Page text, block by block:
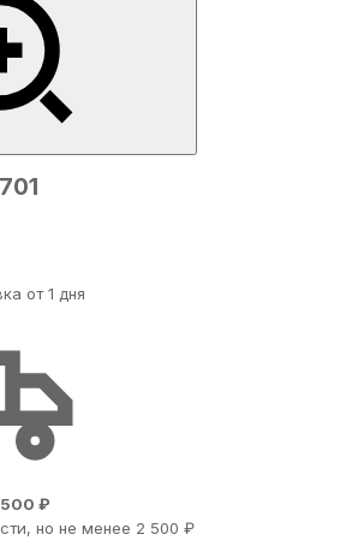
от 1 дня
500 ₽
но не менее 2 500 ₽